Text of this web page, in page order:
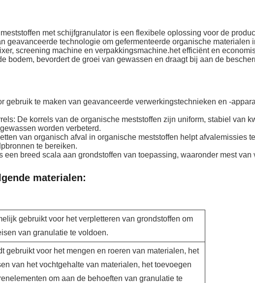
met schijfgranulator is een flexibele oplossing voor de
geavanceerde technologie om gefermenteerde organische
screening machine en verpakkingsmachine.het efficiënt en
bodem, bevordert de groei van gewassen en draagt bij aan de
gebruik te maken van geavanceerde verwerkingstechnieken en -
De korrels van de organische meststoffen zijn uniform, stabiel van
worden verbeterd.
van organisch afval in organische meststoffen helpt afvalemissies
te bereiken.
een breed scala aan grondstoffen van toepassing, waaronder mest
materialen:
gebruikt voor het verpletteren van grondstoffen om
van granulatie te voldoen.
gebruikt voor het mengen en roeren van materialen, het
van het vochtgehalte van materialen, het toevoegen
om aan de behoeften van granulatie te